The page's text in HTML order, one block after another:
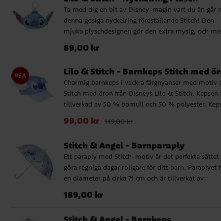
Glasögonen är testade i laboratorium och uppfyller
kraven: I enlighet med standard EN ISO 12312-1:2023
och ger 100 % skydd mot UV-strålar och solens
skadliga effekter (UV400). Klassificering:
allmän/vardaglig användning. Filterkategori: 3.
trasa. Använd inte slipande rengöringsmedel eller
sprayer. Använd inga solglasögon för att titta direkt
solen eller exponering för UV-strålar som
på konstgjord väg. Lämplig för över +36 månader.
Detta är en officiellt licensierad Lilo & Stitch produkt
Ta med dig en bit av Disney-magin vart du än går
denna gosiga nyckelring föreställande Stitch! Den
mjuka plyschdesignen gör den extra mysig, och
nyckelknippa, väska eller ryggsäck. En underbar liten
Pris :89,00 kr
89,00 kr
Lilo & Stitch - Barnkeps Stitch med
Charmig barnkeps i vackra färgnyanser med motiv
Stitch med öron från Disneys Lilo & Stitch. Kepsen
tillverkad av 50 % bomull och 50 % polyester.
gör att den oftast passar barn i åldern ca 4 till 6 år.
Nuvarande pris :99,00 kr
99,00 kr 149,00 kr
Stitch & Angel - Barnparaply
Ett paraply med Stitch-motiv är det perfekta sättet
göra regniga dagar roligare för ditt barn. Paraplyet
en diameter på cirka 71 cm och är tillverkat av
öppnas manuellt. Med en snygg design med Stitch
Pris: 189,00 kr
189,00 kr